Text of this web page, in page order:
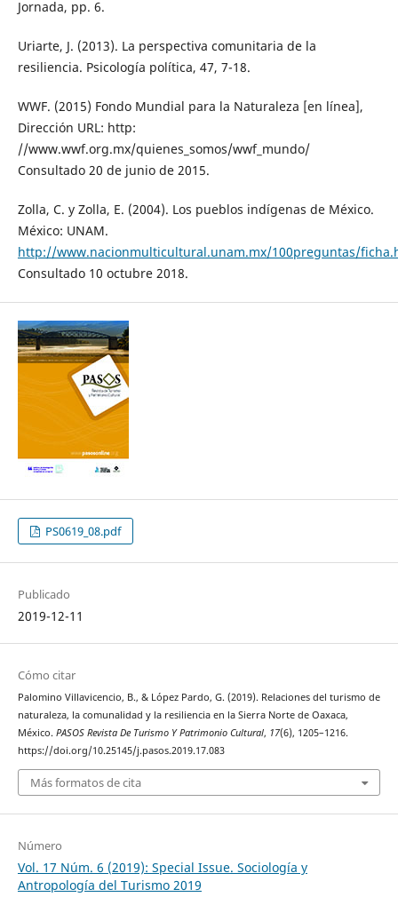
Jornada, pp. 6.
Uriarte, J. (2013). La perspectiva comunitaria de la
resiliencia. Psicología política, 47, 7-18.
WWF. (2015) Fondo Mundial para la Naturaleza [en línea],
Dirección URL: http:
//www.wwf.org.mx/quienes_somos/wwf_mundo/
Consultado 20 de junio de 2015.
Zolla, C. y Zolla, E. (2004). Los pueblos indígenas de México.
México: UNAM.
http://www.nacionmulticultural.unam.mx/100preguntas/
Consultado 10 octubre 2018.
PS0619_08.pdf
Publicado
2019-12-11
Cómo citar
Palomino Villavicencio, B., & López Pardo, G. (2019). Relaciones del turismo de
naturaleza, la comunalidad y la resiliencia en la Sierra Norte de Oaxaca,
México. PASOS Revista De Turismo Y Patrimonio Cultural, 17(6), 1205–1216.
https://doi.org/10.25145/j.pasos.2019.17.083
Más formatos de cita
Número
Vol. 17 Núm. 6 (2019): Special Issue. Sociología y
Antropología del Turismo 2019